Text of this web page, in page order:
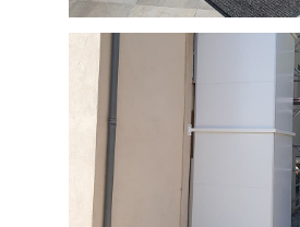
Ascenseur privatif sur
couleur noire choisie par
installé chez une
d'Albi (Tarn